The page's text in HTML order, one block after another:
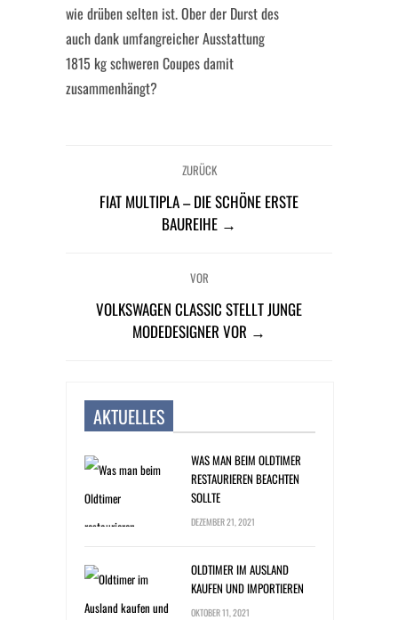
wie drüben selten ist. Ober der Durst des
auch dank umfangreicher Ausstattung
1815 kg schweren Coupes damit
zusammenhängt?
ZURÜCK
FIAT MULTIPLA – DIE SCHÖNE ERSTE
BAUREIHE →
VOR
VOLKSWAGEN CLASSIC STELLT JUNGE
MODEDESIGNER VOR →
AKTUELLES
WAS MAN BEIM OLDTIMER
RESTAURIEREN BEACHTEN
SOLLTE
DEZEMBER 21, 2021
OLDTIMER IM AUSLAND
KAUFEN UND IMPORTIEREN
OKTOBER 11, 2021